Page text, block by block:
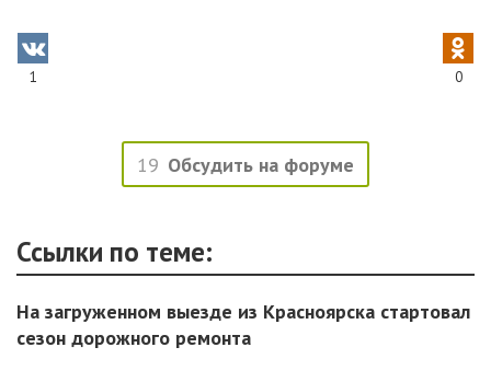
1 0
19 Обсудить на форуме
Ссылки по теме:
На загруженном выезде из Красноярска стартовал
сезон дорожного ремонта